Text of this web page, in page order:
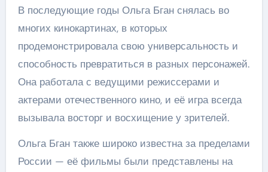
В последующие годы Ольга Бган снялась во
многих кинокартинах, в которых
продемонстрировала свою универсальность и
способность превратиться в разных персонажей.
Она работала с ведущими режиссерами и
актерами отечественного кино, и её игра всегда
вызывала восторг и восхищение у зрителей.
Ольга Бган также широко известна за пределами
России — её фильмы были представлены на